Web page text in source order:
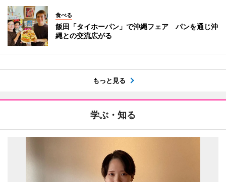
食べる
飯田「タイホーパン」で沖縄フェア パンを通じ沖
縄との交流広がる
もっと見る
学ぶ・知る